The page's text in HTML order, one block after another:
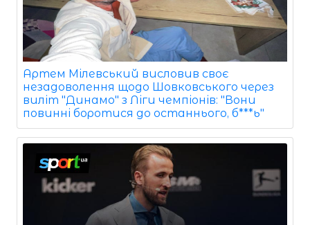
Артем Мілевський висловив своє
незадоволення щодо Шовковського через
виліт "Динамо" з Ліги чемпіонів: "Вони
повинні боротися до останнього, б***ь"